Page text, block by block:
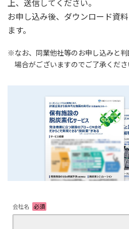
上、送信してください。
お申し込み後、ダウンロード資
ます。
※なお、同業他社等のお申し込みと
場合がございますのでご了承くださ
会社名 必須